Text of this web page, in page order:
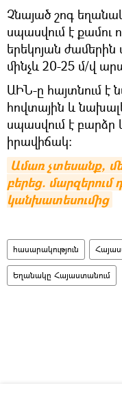
Չնայած շոգ
սպասվում է քամու
երեկոյան ժամերին
մինչև 20-25 մ/վ
ԱԻՆ-ը հայտնում է
հովտային և
սպասվում է
իրավիճակ:
Ամառ չտեսանք,
բերեց. մարզերում
կանխատեսումից
հասարակություն
Եղանակը Հայաստանում